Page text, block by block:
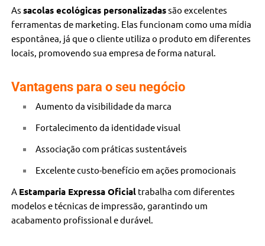
Assacolas ecológicas personalizadassão excelentes
ferramentas de marketing. Elas funcionam como uma mídia
espontânea, já que o cliente utiliza o produto em diferentes
locais, promovendo sua empresa de forma natural.
Vantagens para o seu negócio
Aumento da visibilidade da marca
Fortalecimento da identidade visual
Associação com práticas sustentáveis
Excelente custo-benefício em ações promocionais
A Estamparia Expressa Oficial trabalha com diferentes
modelos e técnicas de impressão, garantindo um
acabamento profissional e durável.